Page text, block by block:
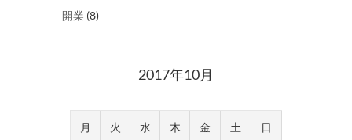
開業 (8)
2017年10月
月 火 水 木 金 土 日